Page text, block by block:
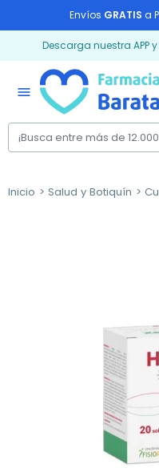
Envíos GRATIS a
Descarga nuestra APP
menu
Inicio Salud y Botiquín